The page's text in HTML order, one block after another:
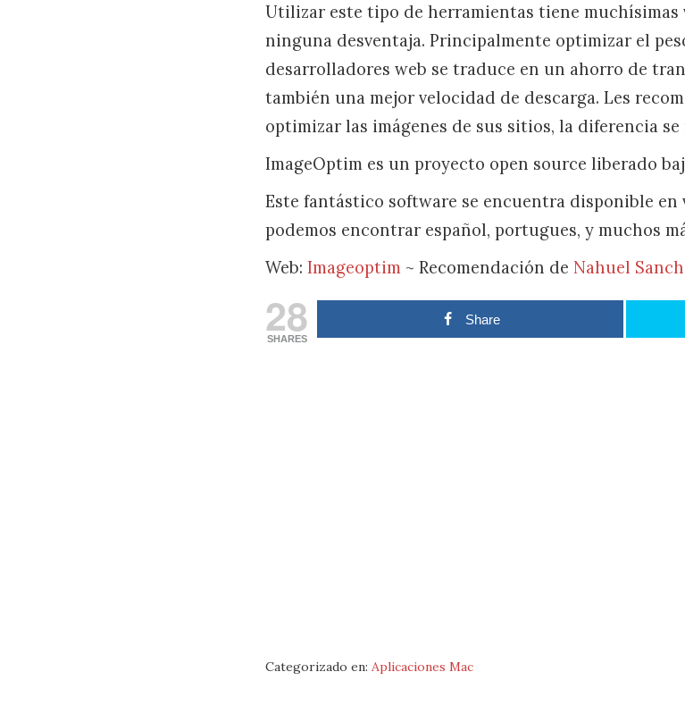
Utilizar este tipo de herramientas tiene muchísimas
ninguna desventaja. Principalmente optimizar el
desarrolladores web se traduce en un ahorro de
también una mejor velocidad de descarga. Les
optimizar las imágenes de sus sitios, la diferencia
ImageOptim es un proyecto open source liberado
Este fantástico software se encuentra disponible en
podemos encontrar español, portugues, y muchos
Web: Imageoptim ~ Recomendación de Nahuel
28
SHARES
Share
Categorizado en: Aplicaciones Mac